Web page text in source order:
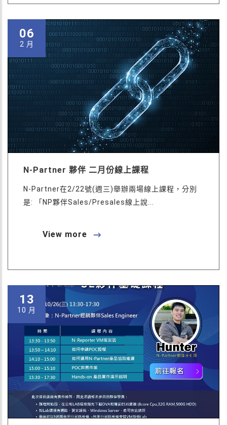
06
2 月
N-Partner 夥伴 二月份線上課程
N-Partner在2/22號(週三)舉辦兩場線上課程，分別
是: 「NP夥伴Sales/Presales線上說...
View more
13
10 月